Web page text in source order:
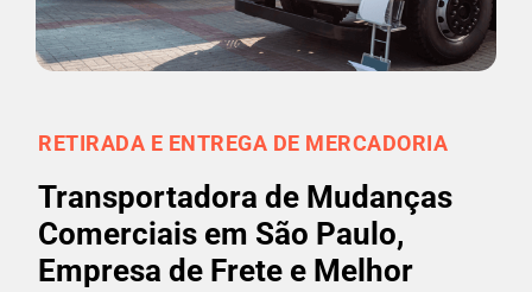
RETIRADA E ENTREGA DE MERCADORIA
Transportadora de Mudanças
Comerciais em São Paulo,
Empresa de Frete e Melhor